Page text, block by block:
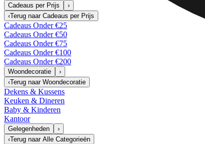
Cadeaus per Prijs
›
‹Terug naar Cadeaus per Prijs
Cadeaus Onder €25
Cadeaus Onder €50
Cadeaus Onder €75
Cadeaus Onder €100
Cadeaus Onder €200
Woondecoratie
›
‹Terug naar Woondecoratie
Dekens & Kussens
Keuken & Dineren
Baby & Kinderen
Kantoor
Gelegenheden
›
‹Terug naar Alle Categorieën